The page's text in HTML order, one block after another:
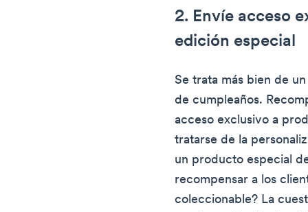
2. Envíe acceso
edición especial
Se trata más bien de
de cumpleaños.
acceso exclusivo a
tratarse de la
un producto especial
recompensar a los
coleccionable? La